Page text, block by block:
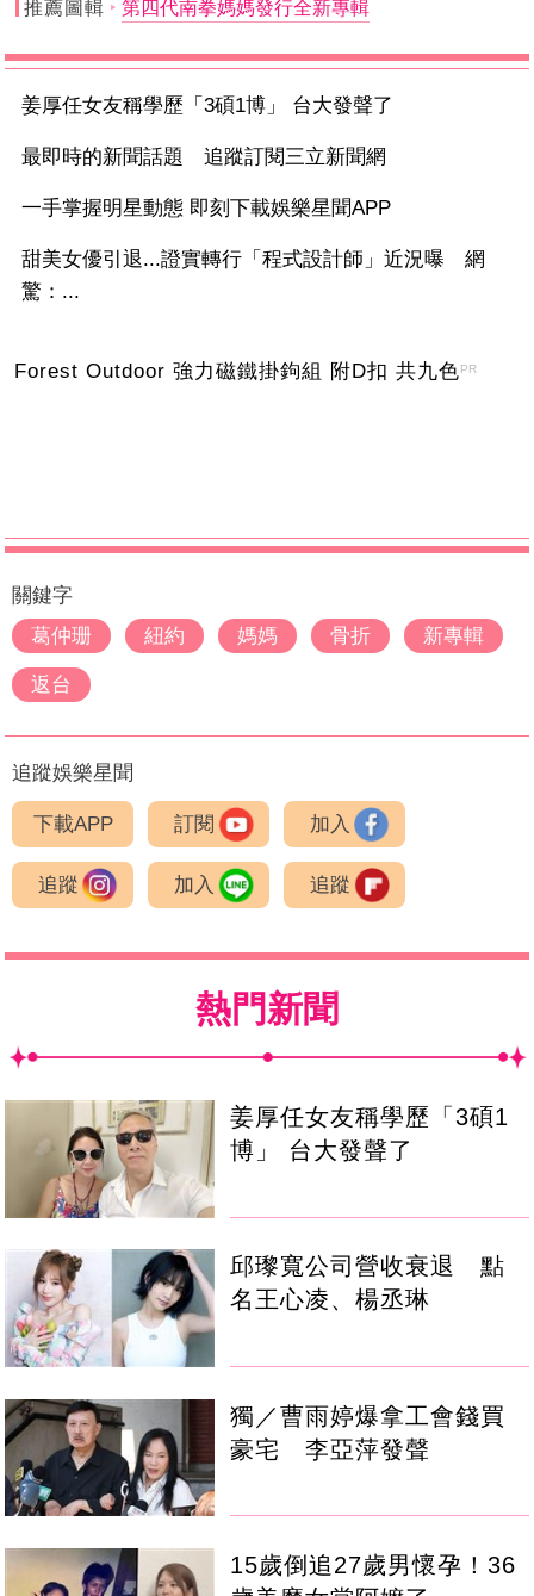
推薦圖輯 第四代南拳媽媽發行全新專輯
姜厚任女友稱學歷「3碩1博」 台大發聲了
最即時的新聞話題 追蹤訂閱三立新聞網
一手掌握明星動態 即刻下載娛樂星聞APP
甜美女優引退...證實轉行「程式設計師」近況曝 網
驚：...
Forest Outdoor 強力磁鐵掛鉤組 附D扣 共九色PR
關鍵字
葛仲珊
紐約 媽媽 骨折 新專輯
返台
追蹤娛樂星聞
下載APP 訂閱 加入
追蹤 加入 追蹤
熱門新聞
姜厚任女友稱學歷「3碩1
博」 台大發聲了
邱瓈寬公司營收衰退 點
名王心凌、楊丞琳
獨／曹雨婷爆拿工會錢買
豪宅 李亞萍發聲
15歲倒追27歲男懷孕！36